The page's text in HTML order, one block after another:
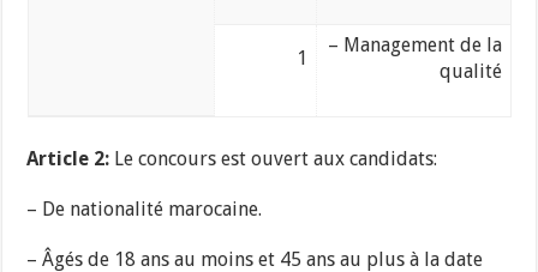
1
– Management de la
qualité
Article 2: Le concours est ouvert aux candidats:
– De nationalité marocaine.
– Âgés de 18 ans au moins et 45 ans au plus à la date